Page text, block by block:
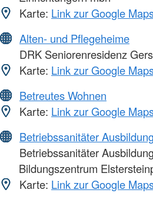
Karte: Link zur Google
Alten- und Pflegeheime
DRK Seniorenresidenz
Karte: Link zur Google
Betreutes Wohnen
Karte: Link zur Google
Betriebssanitäter
Betriebssanitäter
Bildungszentrum
Karte: Link zur Google